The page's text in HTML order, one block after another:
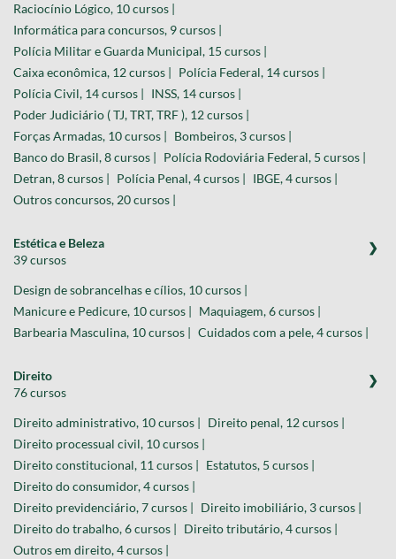
Raciocínio Lógico, 10 cursos |
Informática para concursos, 9 cursos |
Polícia Militar e Guarda Municipal, 15 cursos |
Caixa econômica, 12 cursos | Polícia Federal, 14 cursos |
Polícia Civil, 14 cursos | INSS, 14 cursos |
Poder Judiciário ( TJ, TRT, TRF ), 12 cursos |
Forças Armadas, 10 cursos | Bombeiros, 3 cursos |
Banco do Brasil, 8 cursos | Polícia Rodoviária Federal, 5 cursos |
Detran, 8 cursos | Polícia Penal, 4 cursos | IBGE, 4 cursos |
Outros concursos, 20 cursos |
Estética e Beleza
39 cursos
Design de sobrancelhas e cílios, 10 cursos |
Manicure e Pedicure, 10 cursos | Maquiagem, 6 cursos |
Barbearia Masculina, 10 cursos | Cuidados com a pele, 4 cursos |
Direito
76 cursos
Direito administrativo, 10 cursos | Direito penal, 12 cursos |
Direito processual civil, 10 cursos |
Direito constitucional, 11 cursos | Estatutos, 5 cursos |
Direito do consumidor, 4 cursos |
Direito previdenciário, 7 cursos | Direito imobiliário, 3 cursos |
Direito do trabalho, 6 cursos | Direito tributário, 4 cursos |
Outros em direito, 4 cursos |